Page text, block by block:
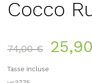
Cocco
74,00 €
Tasse incluse